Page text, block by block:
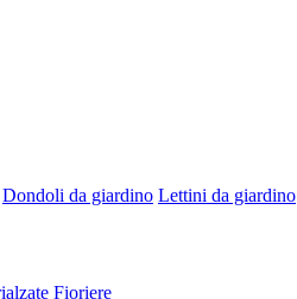
Dondoli da giardino Lettini da giardino
Fioriere